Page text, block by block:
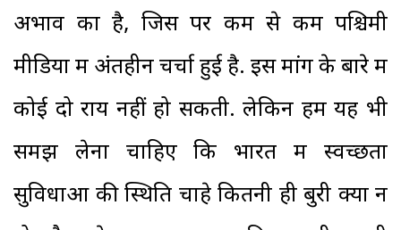
अभाव का है, जिस पर कम से कम पश्चिमी
मीडिया में अंतहीन चर्चा हुई है. इस मांग के बारे में
कोई दो राय नहीं हो सकती. लेकिन हमें यह भी
समझ लेना चाहिए कि भारत में स्वच्छता
सुविधाओं की स्थिति चाहे कितनी ही बुरी क्यों न